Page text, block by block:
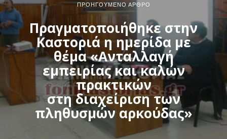
ΠΡΟΗΓΟΎΜΕΝΟ ΆΡΘΡΟ
Πραγματοποιήθηκε στην
Καστοριά η ημερίδα με
θέμα «Ανταλλαγή
εμπειρίας και καλών
πρακτικών
στη διαχείριση των
πληθυσμών αρκούδας»